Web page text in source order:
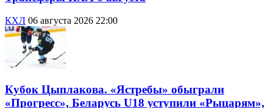
КХЛ 06 августа 2026 22:00
Кубок Цыплакова. «Ястребы» обыграли
«Прогресс», Беларусь U18 уступили «Рыцарям»,